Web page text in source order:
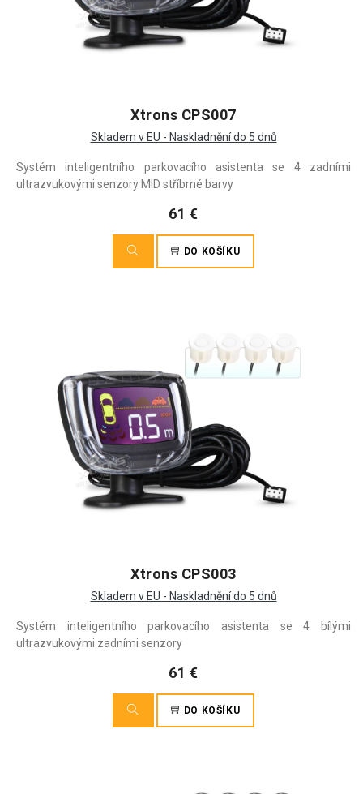
Xtrons CPS007
Skladem v EU - Naskladnění do 5 dnů
Systém inteligentního parkovacího asistenta se 4 zadními
ultrazvukovými senzory MID stříbrné barvy
61 €
DO KOŠÍKU
Xtrons CPS003
Skladem v EU - Naskladnění do 5 dnů
Systém inteligentního parkovacího asistenta se 4 bílými
ultrazvukovými zadními senzory
61 €
DO KOŠÍKU